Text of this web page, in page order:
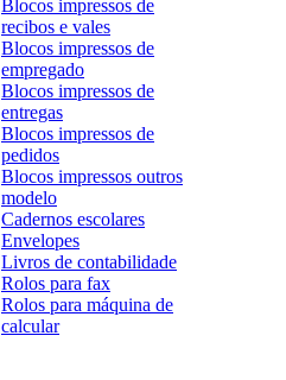
Blocos impressos de
recibos e vales
Blocos impressos de
empregado
Blocos impressos de
entregas
Blocos impressos de
pedidos
Blocos impressos outros
modelo
Cadernos escolares
Envelopes
Livros de contabilidade
Rolos para fax
Rolos para máquina de
calcular